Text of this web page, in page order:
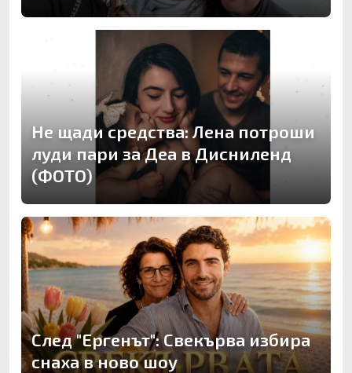
Не щади средства: Лена потроши
луди пари за Деа в Дисниленд
(ФОТО)
След "Ергенът": Свекърва избира
снаха в ново шоу